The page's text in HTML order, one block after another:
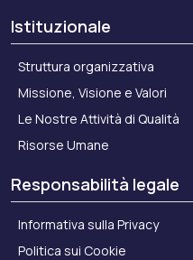
Istituzionale
Struttura organizzativa
Missione, Visione e Valori
Le Nostre Attività di Qualità
Risorse Umane
Responsabilità legale
Informativa sulla Privacy
Politica sui Cookie